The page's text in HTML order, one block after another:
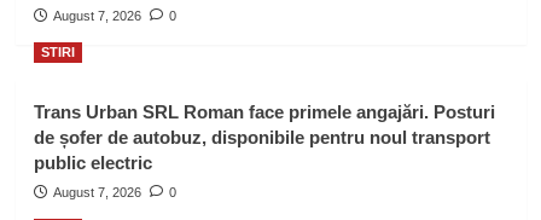
August 7, 2026 0
STIRI
Trans Urban SRL Roman face primele angajări. Posturi
de șofer de autobuz, disponibile pentru noul transport
public electric
August 7, 2026 0